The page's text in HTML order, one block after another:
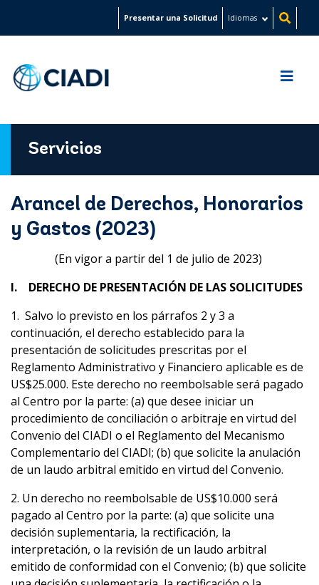
Presentar una Solicitud Idiomas
Servicios
Arancel de Derechos, Honorarios
y Gastos (2023)
(En vigor a partir del 1 de julio de 2023)
I. DERECHO DE PRESENTACIÓN DE LAS SOLICITUDES
1. Salvo lo previsto en los párrafos 2 y 3 a
continuación, el derecho establecido para la
presentación de solicitudes prescritas por el
Reglamento Administrativo y Financiero aplicable es de
US$25.000. Este derecho no reembolsable será pagado
al Centro por la parte: (a) que desee iniciar un
procedimiento de conciliación o arbitraje en virtud del
Convenio del CIADI o el Reglamento del Mecanismo
Complementario del CIADI; (b) que solicite la anulación
de un laudo arbitral emitido en virtud del Convenio.
2. Un derecho no reembolsable de US$10.000 será
pagado al Centro por la parte: (a) que solicite una
decisión suplementaria, la rectificación, la
interpretación, o la revisión de un laudo arbitral
emitido de conformidad con el Convenio; (b) que solicite